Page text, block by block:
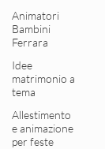
Animatori
Bambini
Ferrara
Idee
matrimonio a
tema
Allestimento
e animazione
per feste